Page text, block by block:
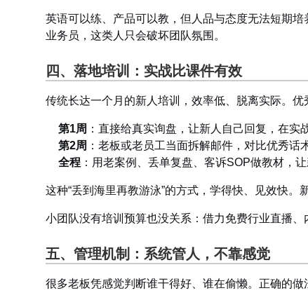
英语可以练、产品可以教，但人品与态度无法短期培
业务员，这类人只会破坏团队氛围。
四、落地培训：实战比课件有效
传统长达一个月的新人培训，效率低、脱离实际。优
第1周 ：直接给真实询盘，让新人自己回复，在实
第2周 ：老板或老员工当面拆解邮件，对比优秀话
全程：用老案例、丢单复盘、客诉SOP做教材，
这种“丢到海里再教游泳”的方式，学得快、见效快。
小团队没有培训预算也没关系：借力免费行业直播
五、管理机制：系统管人，不靠感觉
很多老板凭感觉判断谁干得好、谁在偷懒。正确的做